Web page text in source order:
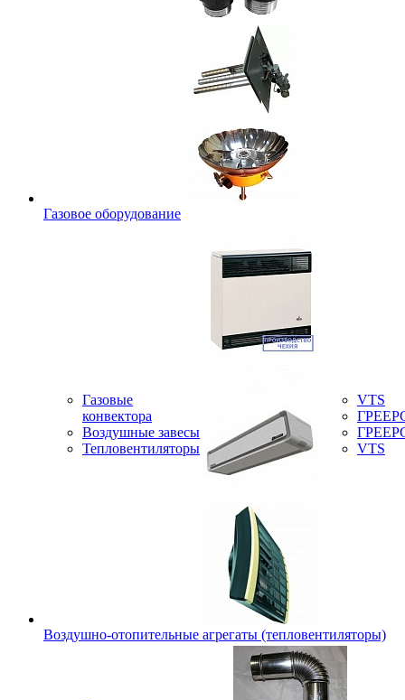
Газовое оборудование
Газовые
конвектора
Воздушные завесы
Тепловентиляторы
VTS
VTS
Воздушно-отопительные агрегаты (тепловентиляторы)